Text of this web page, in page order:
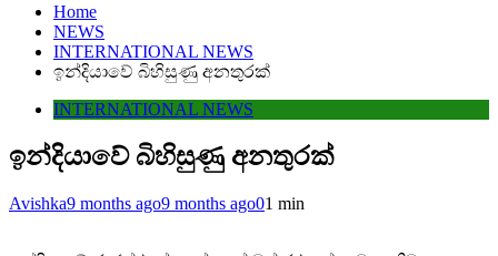
Home
NEWS
INTERNATIONAL NEWS
ඉන්දියාවේ බිහිසුණු අනතුරක්
INTERNATIONAL NEWS
ඉන්දියාවේ බිහිසුණු අනතුරක්
Avishka9 months ago9 months ago01 min